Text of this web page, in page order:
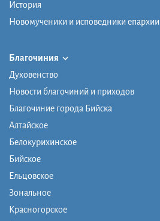
История
Новомученики и исповедники епархии
Благочиния
Духовенство
Новости благочиний и приходов
Благочиние города Бийска
Алтайское
Белокурихинское
Бийское
Ельцовское
Зональное
Красногорское